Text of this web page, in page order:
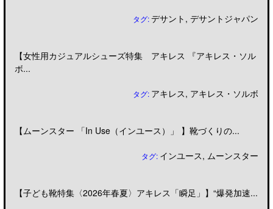
タグ:デサント ,デサントジャパン
【女性用カジュアルシューズ特集 アキレス 『アキレス・ソル
ボ...
タグ: アキレス, アキレス・ソルボ
【ムーンスター 「In Use（インユース）」 】靴づくりの...
タグ: インユース, ムーンスター
【子ども靴特集〈2026年春夏〉アキレス「瞬足」】“爆発加速...